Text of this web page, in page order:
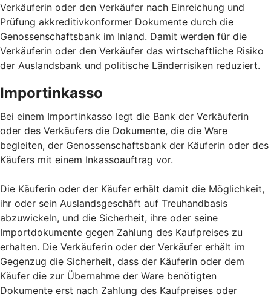
Verkäuferin oder den Verkäufer nach Einreichung und
Prüfung akkreditivkonformer Dokumente durch die
Genossenschaftsbank im Inland. Damit werden für die
Verkäuferin oder den Verkäufer das wirtschaftliche Risiko
der Auslandsbank und politische Länderrisiken reduziert.
Importinkasso
Bei einem Importinkasso legt die Bank der Verkäuferin
oder des Verkäufers die Dokumente, die die Ware
begleiten, der Genossenschaftsbank der Käuferin oder des
Käufers mit einem Inkassoauftrag vor.
Die Käuferin oder der Käufer erhält damit die Möglichkeit,
ihr oder sein Auslandsgeschäft auf Treuhandbasis
abzuwickeln, und die Sicherheit, ihre oder seine
Importdokumente gegen Zahlung des Kaufpreises zu
erhalten. Die Verkäuferin oder der Verkäufer erhält im
Gegenzug die Sicherheit, dass der Käuferin oder dem
Käufer die zur Übernahme der Ware benötigten
Dokumente erst nach Zahlung des Kaufpreises oder